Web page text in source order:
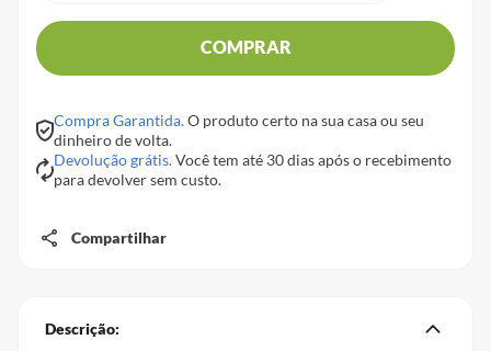
COMPRAR
Compra Garantida.O produto certo na sua casa ou seu
dinheiro de volta.
Devolução grátis.Você tem até 30 dias após o recebimento
para devolver sem custo.
Compartilhar
Descrição: